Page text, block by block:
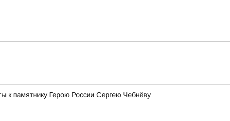
к памятнику Герою России Сергею Чебнёву